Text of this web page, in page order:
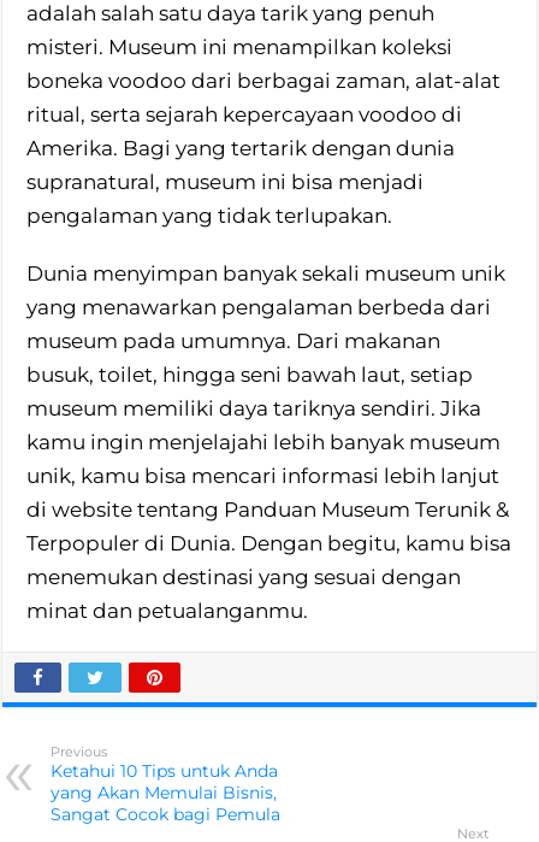
adalah salah satu daya tarik yang penuh
misteri. Museum ini menampilkan koleksi
boneka voodoo dari berbagai zaman, alat-alat
ritual, serta sejarah kepercayaan voodoo di
Amerika. Bagi yang tertarik dengan dunia
supranatural, museum ini bisa menjadi
pengalaman yang tidak terlupakan.
Dunia menyimpan banyak sekali museum unik
yang menawarkan pengalaman berbeda dari
museum pada umumnya. Dari makanan
busuk, toilet, hingga seni bawah laut, setiap
museum memiliki daya tariknya sendiri. Jika
kamu ingin menjelajahi lebih banyak museum
unik, kamu bisa mencari informasi lebih lanjut
di website tentang Panduan Museum Terunik &
Terpopuler di Dunia. Dengan begitu, kamu bisa
menemukan destinasi yang sesuai dengan
minat dan petualanganmu.
Previous
Ketahui 10 Tips untuk Anda
yang Akan Memulai Bisnis,
Sangat Cocok bagi Pemula
Next